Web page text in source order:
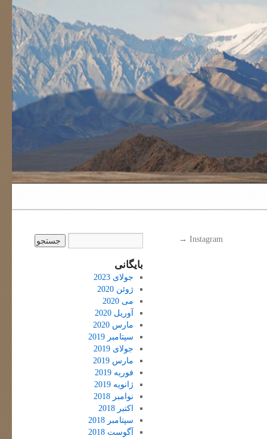
Instagram
→
بایگانی
جولای 2023
ژوئن 2020
می 2020
آوریل 2020
مارس 2020
سپتامبر 2019
جولای 2019
مارس 2019
فوریه 2019
ژانویه 2019
نوامبر 2018
اکتبر 2018
سپتامبر 2018
آگوست 2018